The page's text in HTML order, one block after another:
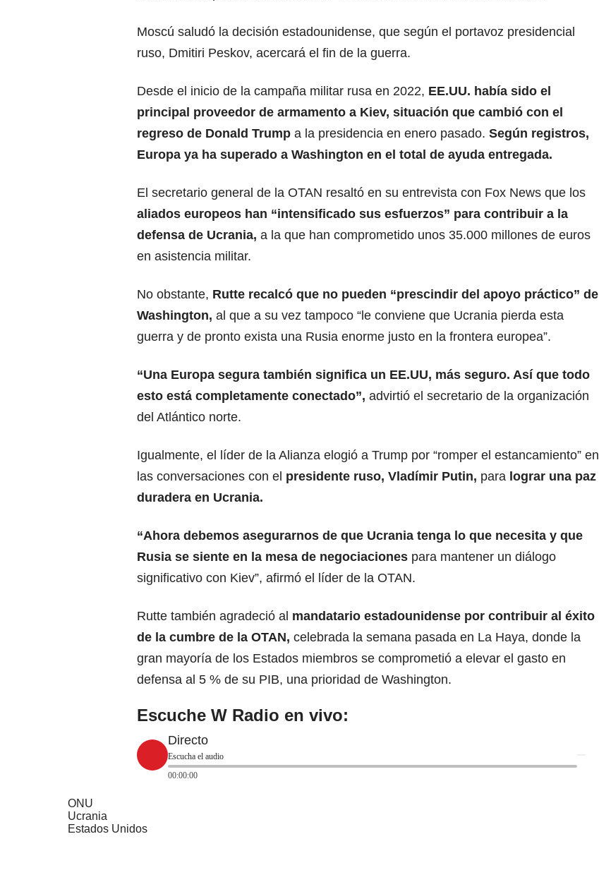
Moscú saludó la decisión estadounidense, que según el portavoz presidencial
ruso, Dmitiri Peskov, acercará el fin de la guerra.
Desde el inicio de la campaña militar rusa en 2022, EE.UU. había sido el
principal proveedor de armamento a Kiev, situación que cambió con el
regreso de Donald Trump a la presidencia en enero pasado. Según registros,
Europa ya ha superado a Washington en el total de ayuda entregada.
El secretario general de la OTAN resaltó en su entrevista con Fox News que los
aliados europeos han “intensificado sus esfuerzos” para contribuir a la
defensa de Ucrania, a la que han comprometido unos 35.000 millones de euros
en asistencia militar.
No obstante, Rutte recalcó que no pueden “prescindir del apoyo práctico” de
Washington, al que a su vez tampoco “le conviene que Ucrania pierda esta
guerra y de pronto exista una Rusia enorme justo en la frontera europea”.
“Una Europa segura también significa un EE.UU, más seguro. Así que todo
esto está completamente conectado”, advirtió el secretario de la organización
del Atlántico norte.
Igualmente, el líder de la Alianza elogió a Trump por “romper el estancamiento” en
las conversaciones con el presidente ruso, Vladímir Putin, para lograr una paz
duradera en Ucrania.
“Ahora debemos asegurarnos de que Ucrania tenga lo que necesita y que
Rusia se siente en la mesa de negociaciones para mantener un diálogo
significativo con Kiev”, afirmó el líder de la OTAN.
Rutte también agradeció al mandatario estadounidense por contribuir al éxito
de la cumbre de la OTAN, celebrada la semana pasada en La Haya, donde la
gran mayoría de los Estados miembros se comprometió a elevar el gasto en
defensa al 5 % de su PIB, una prioridad de Washington.
Escuche W Radio en vivo:
Directo
Escucha el audio
00:00:00
ONU
Ucrania
Estados Unidos